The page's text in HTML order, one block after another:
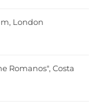
London
Romanos", Costa